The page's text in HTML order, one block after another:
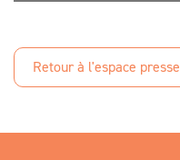
Retour à l'espace presse